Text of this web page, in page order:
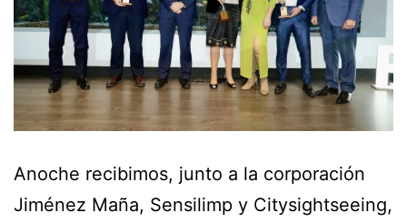
Anoche recibimos, junto a la corporación
Jiménez Maña, Sensilimp y Citysightseeing,